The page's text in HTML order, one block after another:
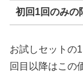
初回1回のみの
お試しセットの
回目以降はこの